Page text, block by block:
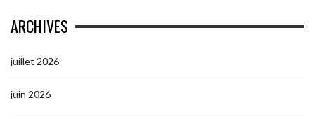
ARCHIVES
juillet 2026
juin 2026